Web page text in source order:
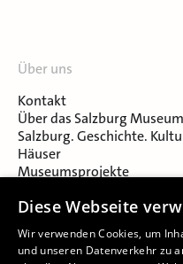
Über uns
Kontakt
Über das Salzburg Museum
Salzburg. Geschichte.
Häuser
Museumsprojekte
Museumsverein Celtic
Diese Webseite
Wir verwenden Cookies, um
und unseren Datenverkehr zu